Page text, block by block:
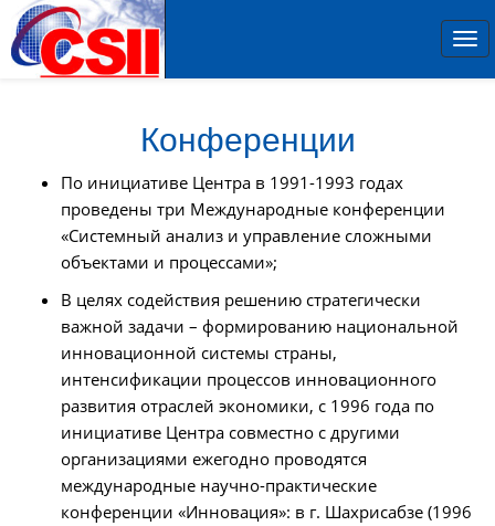
Конференции
По инициативе Центра в 1991-1993 годах
проведены три Международные конференции
«Системный анализ и управление сложными
объектами и процессами»;
В целях содействия решению стратегически
важной задачи – формированию национальной
инновационной системы страны,
интенсификации процессов инновационного
развития отраслей экономики, с 1996 года по
инициативе Центра совместно с другими
организациями ежегодно проводятся
международные научно-практические
конференции «Инновация»: в г. Шахрисабзе (1996